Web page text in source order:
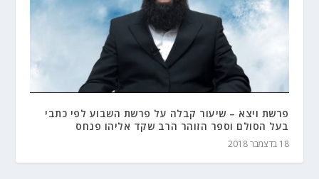
פרשת ויצא – שיעור קבלה על פרשת השבוע לפי כתבי
בעל הסולם וספר הזוהר הרב שקד אליהו פנחס
18 בדצמבר 2018